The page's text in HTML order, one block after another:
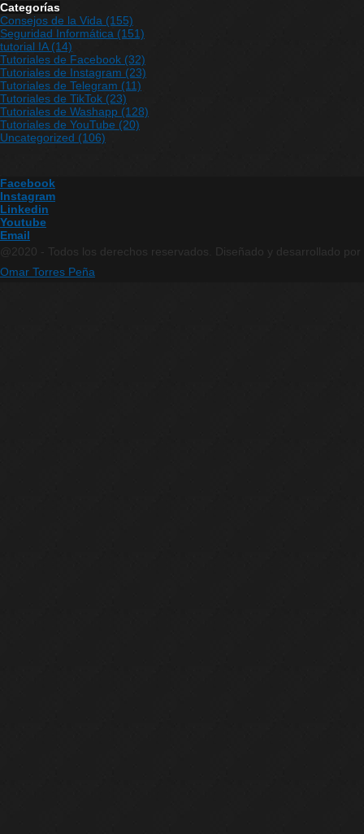
Categorías
Consejos de la Vida (155)
Seguridad Informática (151)
tutorial IA (14)
Tutoriales de Facebook (32)
Tutoriales de Instagram (23)
Tutoriales de Telegram (11)
Tutoriales de TikTok (23)
Tutoriales de Washapp (128)
Tutoriales de YouTube (20)
Uncategorized (106)
Facebook
Instagram
Linkedin
Youtube
Email
@2020 - Todos los derechos reservados. Diseñado y desarrollado por
Omar Torres Peña